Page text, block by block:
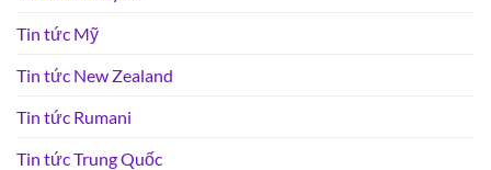
Tin tức Mỹ
Tin tức New Zealand
Tin tức Rumani
Tin tức Trung Quốc